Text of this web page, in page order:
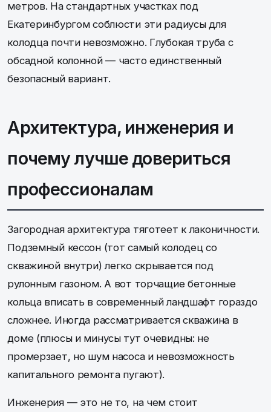
метров. На стандартных участках под
Екатеринбургом соблюсти эти радиусы для
колодца почти невозможно. Глубокая труба с
обсадной колонной — часто единственный
безопасный вариант.
Архитектура, инженерия и
почему лучше довериться
профессионалам
Загородная архитектура тяготеет к лаконичности.
Подземный кессон (тот самый колодец со
скважиной внутри) легко скрывается под
рулонным газоном. А вот торчащие бетонные
кольца вписать в современный ландшафт гораздо
сложнее. Иногда рассматривается скважина в
доме (плюсы и минусы тут очевидны: не
промерзает, но шум насоса и невозможность
капитального ремонта пугают).
Инженерия — это не то, на чем стоит